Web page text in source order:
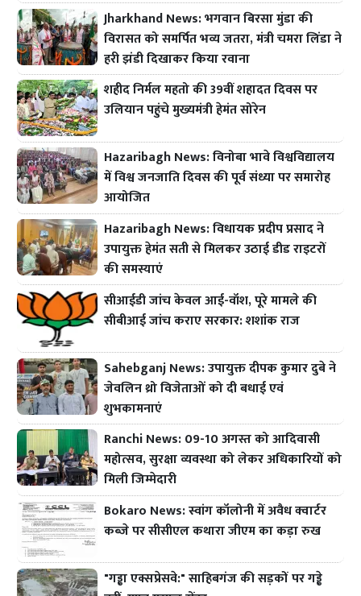
Jharkhand News: भगवान बिरसा मुंडा की
विरासत को समर्पित भव्य जतरा, मंत्री चमरा लिंडा ने
हरी झंडी दिखाकर किया रवाना
शहीद निर्मल महतो की 39वीं शहादत दिवस पर
उलियान पहुंचे मुख्यमंत्री हेमंत सोरेन
Hazaribagh News: विनोबा भावे विश्वविद्यालय
में विश्व जनजाति दिवस की पूर्व संध्या पर समारोह
आयोजित
Hazaribagh News: विधायक प्रदीप प्रसाद ने
उपायुक्त हेमंत सती से मिलकर उठाई डीड राइटरों
की समस्याएं
सीआईडी जांच केवल आई-वॉश, पूरे मामले की
सीबीआई जांच कराए सरकार: शशांक राज
Sahebganj News: उपायुक्त दीपक कुमार दुबे ने
जेवलिन थ्रो विजेताओं को दी बधाई एवं
शुभकामनाएं
Ranchi News: 09-10 अगस्त को आदिवासी
महोत्सव, सुरक्षा व्यवस्था को लेकर अधिकारियों को
मिली जिम्मेदारी
Bokaro News: स्वांग कॉलोनी में अवैध क्वार्टर
कब्जे पर सीसीएल कथारा जीएम का कड़ा रुख
"गड्ढा एक्सप्रेसवे:" साहिबगंज की सड़कों पर गड्ढे